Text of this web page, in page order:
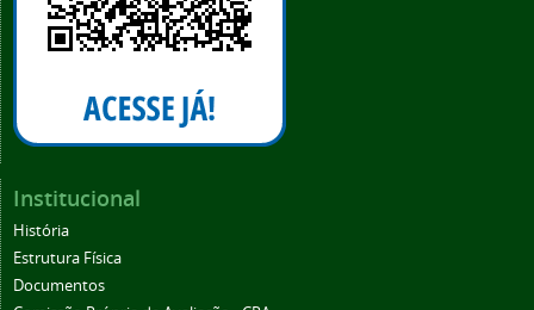
Institucional
História
Estrutura Física
Documentos